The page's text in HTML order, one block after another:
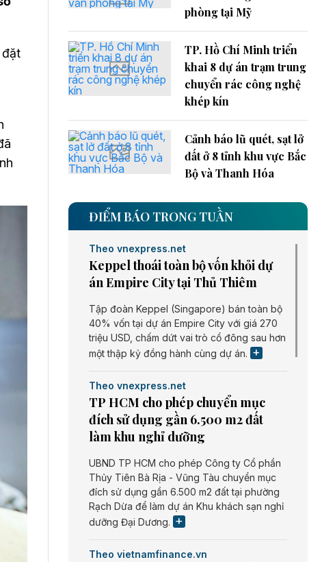
đặt
phòng tại Mỹ
TP. Hồ Chí Minh triển
khai 8 dự án trạm trung
chuyển rác công nghệ
khép kín
Cảnh báo lũ quét, sạt lở
đất ở 8 tỉnh khu vực Bắc
Bộ và Thanh Hóa
ĐIỂM BÁO TRONG TUẦN
Theo vnexpress.net
Keppel thoái toàn bộ vốn khỏi dự
án Empire City tại Thủ Thiêm
Tập đoàn Keppel (Singapore) bán toàn bộ
40% vốn tại dự án Empire City với giá 270
triệu USD, chấm dứt vai trò cổ đông sau hơn
một thập kỷ đồng hành cùng dự án.
Theo vnexpress.net
TP HCM cho phép chuyển mục
đích sử dụng gần 6.500 m2 đất
làm khu nghỉ dưỡng
UBND TP HCM cho phép Công ty Cổ phần
Thủy Tiên Bà Rịa - Vũng Tàu chuyển mục
đích sử dụng gần 6.500 m2 đất tại phường
Rạch Dừa để làm dự án Khu khách sạn nghỉ
dưỡng Đại Dương.
Theo vietnamfinance.vn